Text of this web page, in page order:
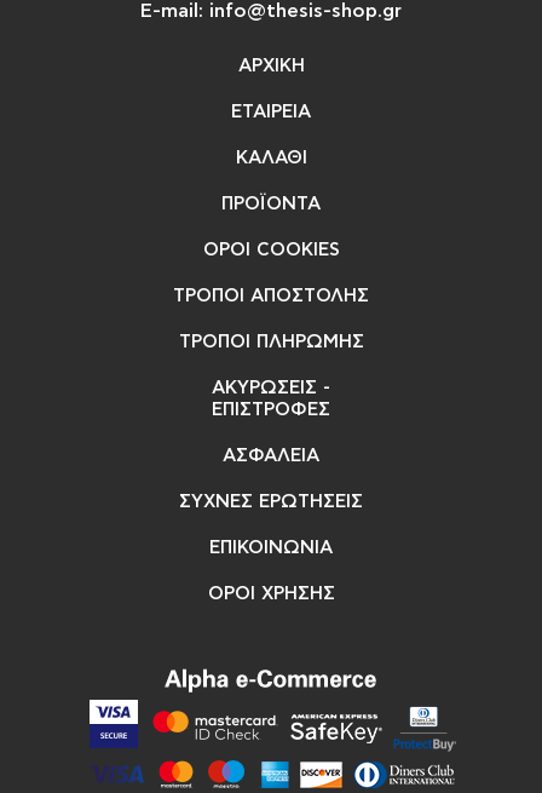
E-mail: info@thesis-shop.gr
ΑΡΧΙΚΗ
ΕΤΑΙΡΕΙΑ
ΚΑΛΑΘΙ
ΠΡΟΪΟΝΤΑ
ΟΡΟΙ COOKIES
ΤΡΟΠΟΙ ΑΠΟΣΤΟΛΗΣ
ΤΡΟΠΟΙ ΠΛΗΡΩΜΗΣ
ΑΚΥΡΩΣΕΙΣ -
ΕΠΙΣΤΡΟΦΕΣ
ΑΣΦΑΛΕΙΑ
ΣΥΧΝΕΣ ΕΡΩΤΗΣΕΙΣ
ΕΠΙΚΟΙΝΩΝΙΑ
ΟΡΟΙ ΧΡΗΣΗΣ